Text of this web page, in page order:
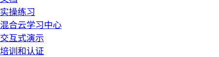
实操练习
混合云学习中心
交互式演示
培训和认证